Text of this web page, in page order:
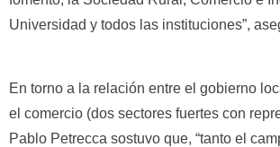
Universidad y todos las instituciones”,
En torno a la relación entre el gobierno
el comercio (dos sectores fuertes con
Pablo Petrecca sostuvo que, “tanto el